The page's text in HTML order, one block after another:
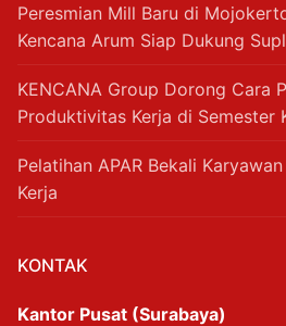
Peresmian Mill Baru di
Kencana Arum Siap Dukung
KENCANA Group Dorong Cara
Produktivitas Kerja di Semester
Pelatihan APAR Bekali
Kerja
KONTAK
Kantor Pusat (Surabaya)